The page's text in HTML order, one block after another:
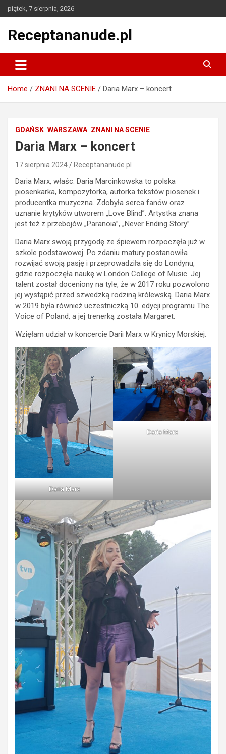
Skip
to
piątek, 7 sierpnia, 2026
Receptananude.pl
Home ZNANI NA SCENIE Daria Marx – koncert
GDAŃSK WARSZAWA ZNANI NA SCENIE
Daria Marx – koncert
17 sierpnia 2024 Receptananude.pl
Daria Marx, właśc. Daria Marcinkowska to polska
piosenkarka, kompozytorka, autorka tekstów piosenek i
producentka muzyczna. Zdobyła serca fanów oraz
uznanie krytyków utworem „Love Blind”. Artystka znana
jest też z przebojów „Paranoia”, „Never Ending Story”
Daria Marx swoją przygodę ze śpiewem rozpoczęła już w
szkole podstawowej. Po zdaniu matury postanowiła
rozwijać swoją pasję i przeprowadziła się do Londynu,
gdzie rozpoczęła naukę w London College of Music. Jej
talent został doceniony na tyle, że w 2017 roku pozwolono
jej wystąpić przed szwedzką rodziną królewską. Daria Marx
w 2019 była również uczestniczką 10. edycji programu The
Voice of Poland, a jej trenerką została Margaret.
Wzięłam udział w koncercie Darii Marx w Krynicy Morskiej.
Daria Marx
Daria Marx